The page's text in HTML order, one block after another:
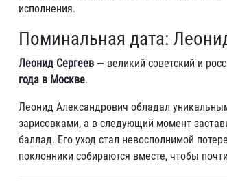
исполнения.
Поминальная дата:
Леонид Сергеев — великий советский и
года в Москве.
Леонид Александрович обладал
зарисовками, а в следующий момент
баллад. Его уход стал невосполнимой
поклонники собираются вместе, чтобы